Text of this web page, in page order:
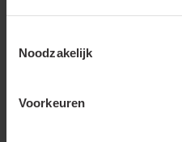
Noodzakelijk
Voorkeuren
Diameter (D)
Trilling vast / met extra
Extra wijde ingang